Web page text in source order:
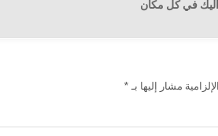
اليك في كل مكان
مشار إليها بـ *